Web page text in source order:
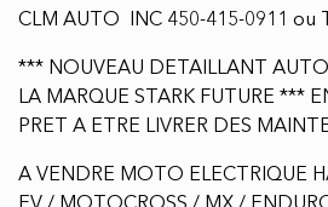
DU MANUFACTURIER DE 2 ANS
-TRES RARE RARE SUR LE
-COULEUR GRIS FORET - BLANC
-INSPECTER ET MAINTENANCE
EFFECTUER,PRET A RIDER